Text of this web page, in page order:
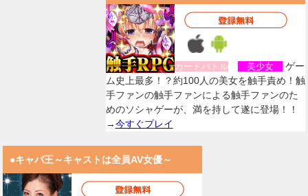
カードバトル 美少女
ゲー
ム史上最多！？約100人の美女を触手責め！触
手ファンの触手ファンによる触手ファンのた
めのソシャゲーが、満を持して遂に登場！！
→今すぐプレイ
●キャバ王～キャストは全員AV女優～